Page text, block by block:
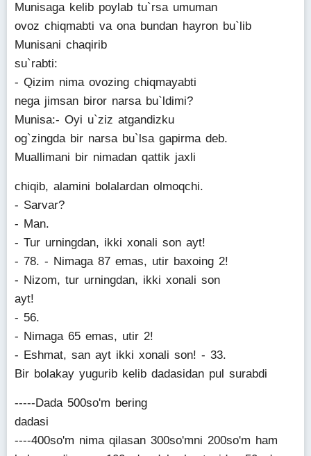
Munisaga kelib poylab tu`rsa umuman
ovoz chiqmabti va ona bundan hayron bu`lib
Munisani chaqirib
su`rabti:
- Qizim nima ovozing chiqmayabti
nega jimsan biror narsa bu`ldimi?
Munisa:- Oyi u`ziz atgandizku
og`zingda bir narsa bu`lsa gapirma deb.
Muallimani bir nimadan qattik jaxli
chiqib, alamini bolalardan olmoqchi.
- Sarvar?
- Man.
- Tur urningdan, ikki xonali son ayt!
- 78. - Nimaga 87 emas, utir baxoing 2!
- Nizom, tur urningdan, ikki xonali son
ayt!
- 56.
- Nimaga 65 emas, utir 2!
- Eshmat, san ayt ikki xonali son! - 33.
Bir bolakay yugurib kelib dadasidan pul surabdi
-----Dada 500so'm bering
dadasi
----400so'm nima qilasan 300so'mni 200so'm ham